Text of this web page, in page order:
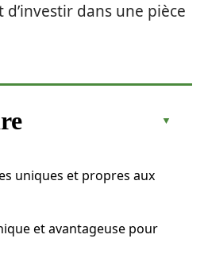
dans une pièce
uniques et propres aux
et avantageuse pour